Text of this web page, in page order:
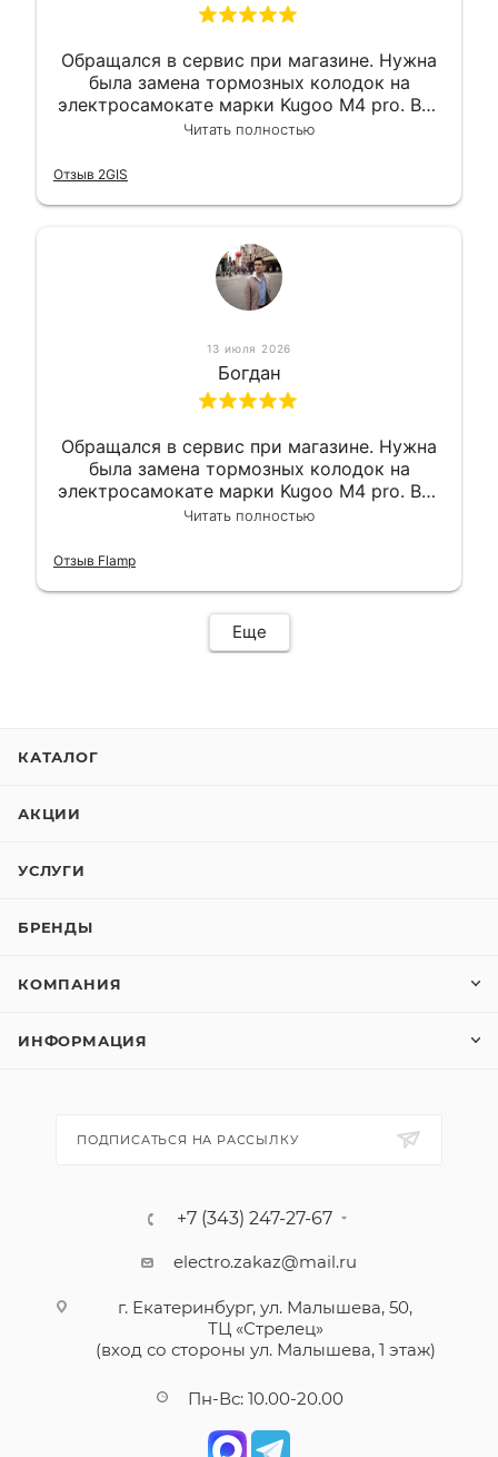
Обращался в сервис при магазине. Нужна
была замена тормозных колодок на
электросамокате марки Kugoo M4 pro. Всё
сделали в лучшем виде и в максимально
гарантии, поэтому и обратился в этот
Читать полностью
Отзыв 2GIS
13 июля 2026
Богдан
Обращался в сервис при магазине. Нужна
была замена тормозных колодок на
электросамокате марки Kugoo M4 pro. Всё
сделали в лучшем виде и в максимально
гарантии, поэтому и обратился в этот
Читать полностью
Отзыв Flamp
Еще
КАТАЛОГ
АКЦИИ
УСЛУГИ
БРЕНДЫ
КОМПАНИЯ
ИНФОРМАЦИЯ
ПОДПИСАТЬСЯ НА РАССЫЛКУ
+7 (343) 247-27-67
electro.zakaz@mail.ru
г. Екатеринбург, ул. Малышева, 50,
ТЦ «Стрелец»
(вход со стороны ул. Малышева, 1 этаж)
Пн-Вс: 10.00-20.00